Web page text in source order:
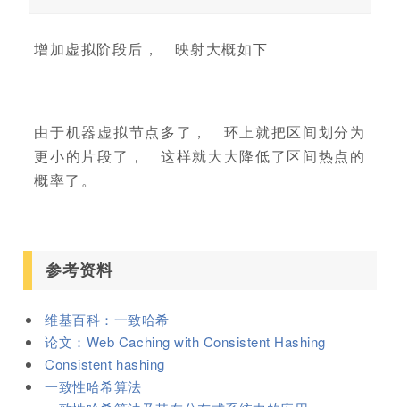
增加虚拟阶段后， 映射大概如下
由于机器虚拟节点多了， 环上就把区间划分为
更小的片段了， 这样就大大降低了区间热点的
概率了。
参考资料
维基百科：一致哈希
论文：Web Caching with Consistent Hashing
Consistent hashing
一致性哈希算法